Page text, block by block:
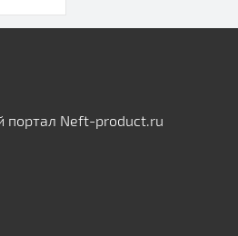
портал Neft-product.ru